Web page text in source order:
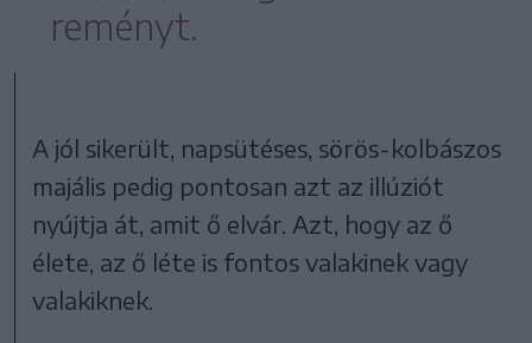
reményt.
A jól sikerült, napsütéses, sörös-kolbászos
majális pedig pontosan azt az illúziót
nyújtja át, amit ő elvár. Azt, hogy az ő
élete, az ő léte is fontos valakinek vagy
valakiknek.